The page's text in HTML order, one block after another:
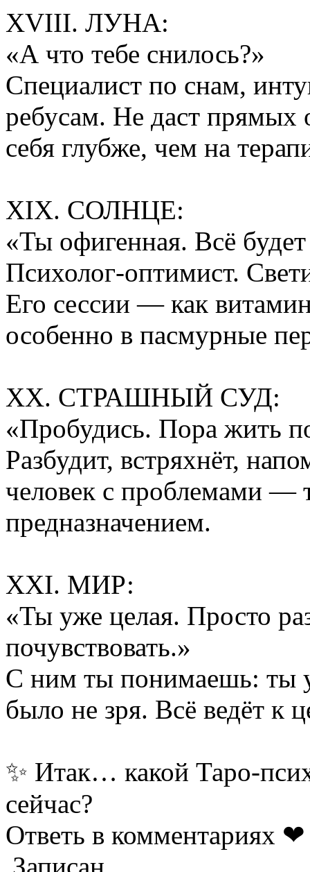
XVIII. ЛУНА:
«А что тебе снилось?»
Специалист по снам,
ребусам. Не даст прямых
себя глубже, чем на
XIX. СОЛНЦЕ:
«Ты офигенная. Всё
Психолог-оптимист.
Его сессии — как
особенно в пасмурные
XX. СТРАШНЫЙ СУД:
«Пробудись. Пора жить
Разбудит, встряхнёт,
человек с проблемами —
предназначением.
XXI. МИР:
«Ты уже целая. Просто
почувствовать.»
С ним ты понимаешь: ты
было не зря. Всё ведёт к
✨ Итак… какой Таро-
сейчас?
Ответь в комментариях ❤
Записан